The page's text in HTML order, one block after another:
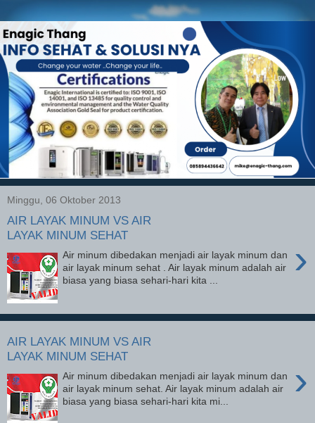
Minggu, 06 Oktober 2013
AIR LAYAK MINUM VS AIR
LAYAK MINUM SEHAT
›
Air minum dibedakan menjadi air layak minum dan
air layak minum sehat . Air layak minum adalah air
biasa yang biasa sehari-hari kita ...
AIR LAYAK MINUM VS AIR
LAYAK MINUM SEHAT
›
Air minum dibedakan menjadi air layak minum dan
air layak minum sehat. Air layak minum adalah air
biasa yang biasa sehari-hari kita mi...